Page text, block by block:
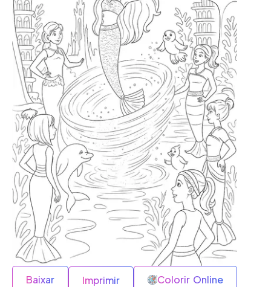
Baixar Imprimir Colorir Online